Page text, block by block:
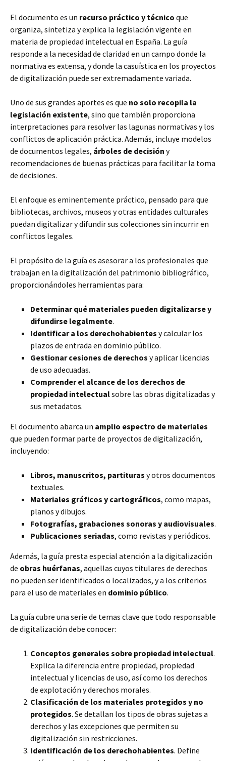
El documento es un recurso práctico y técnico que
organiza, sintetiza y explica la legislación vigente en
materia de propiedad intelectual en España. La guía
responde a la necesidad de claridad en un campo donde la
normativa es extensa, y donde la casuística en los proyectos
de digitalización puede ser extremadamente variada.
Uno de sus grandes aportes es que no solo recopila la
legislación existente, sino que también proporciona
interpretaciones para resolver las lagunas normativas y los
conflictos de aplicación práctica. Además, incluye modelos
de documentos legales, árboles de decisión y
recomendaciones de buenas prácticas para facilitar la toma
de decisiones.
El enfoque es eminentemente práctico, pensado para que
bibliotecas, archivos, museos y otras entidades culturales
puedan digitalizar y difundir sus colecciones sin incurrir en
conflictos legales.
El propósito de la guía es asesorar a los profesionales que
trabajan en la digitalización del patrimonio bibliográfico,
proporcionándoles herramientas para:
Determinar qué materiales pueden digitalizarse y
difundirse legalmente.
Identificar a los derechohabientes y calcular los
plazos de entrada en dominio público.
Gestionar cesiones de derechos y aplicar licencias
de uso adecuadas.
Comprender el alcance de los derechos de
propiedad intelectualsobre las obras digitalizadas y
sus metadatos.
El documento abarca un amplio espectro de materiales
que pueden formar parte de proyectos de digitalización,
incluyendo:
Libros, manuscritos, partituras y otros documentos
textuales.
Materiales gráficos y cartográficos, como mapas,
planos y dibujos.
Fotografías, grabaciones sonoras y audiovisuales.
Publicaciones seriadas, como revistas y periódicos.
Además, la guía presta especial atención a la digitalización
de obras huérfanas, aquellas cuyos titulares de derechos
no pueden ser identificados o localizados, y a los criterios
para el uso de materiales en dominio público.
La guía cubre una serie de temas clave que todo responsable
de digitalización debe conocer:
Conceptos generales sobre propiedad intelectual.
Explica la diferencia entre propiedad, propiedad
intelectual y licencias de uso, así como los derechos
de explotación y derechos morales.
Clasificación de los materiales protegidos y no
protegidos. Se detallan los tipos de obras sujetas a
derechos y las excepciones que permiten su
digitalización sin restricciones.
Identificación de los derechohabientes. Define